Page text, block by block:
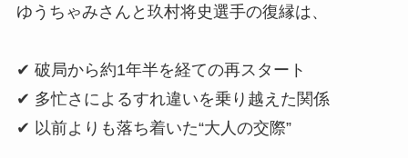
ゆうちゃみさんと玖村将史選手の復縁は、
✔ 破局から約1年半を経ての再スタート
✔ 多忙さによるすれ違いを乗り越えた関係
✔ 以前よりも落ち着いた“大人の交際”